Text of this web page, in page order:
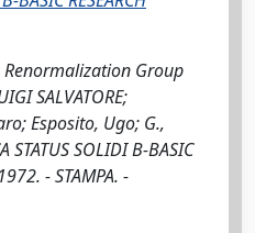
Renormalization Group
SALVATORE;
Esposito, Ugo; G.,
SOLIDI B-BASIC
- STAMPA. -